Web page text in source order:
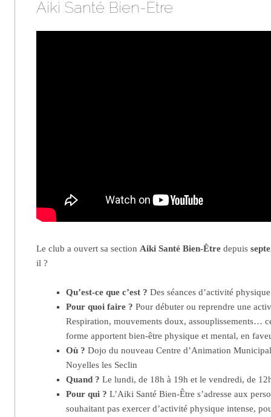
Aiki Santé Bien-Être
Le club a ouvert sa section Aiki Santé Bien-Être depuis
il ?
Qu’est-ce que c’est ? Des séances d’activité
Pour quoi faire ? Pour débuter ou reprendre une
Respiration, mouvements doux, assouplissements…
forme apportent bien-être physique et mental, en
Où ? Dojo du nouveau Centre d’Animation
Noyelles les Seclin
Quand ? Le lundi, de 18h à 19h et le vendredi, de
Pour qui ? L’Aiki Santé Bien-Être s’adresse aux
souhaitant pas exercer d’activité physique intense,